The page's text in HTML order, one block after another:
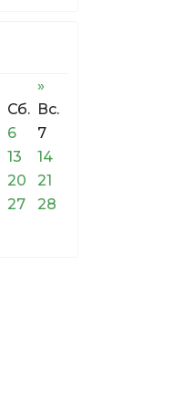
»
Сб. Вс.
6
7
13
14
20
21
27
28